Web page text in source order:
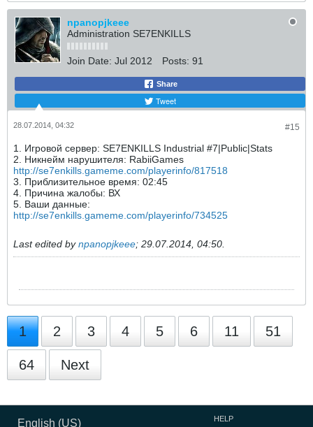
npanopjkeee
Administration SE7ENKILLS
Join Date: Jul 2012 Posts: 91
Share
Tweet
#15
28.07.2014, 04:32
1. Игровой сервер: SE7ENKILLS Industrial #7|Public|Stats
2. Никнейм нарушителя: RabiiGames
http://se7enkills.gameme.com/playerinfo/817518
3. Приблизительное время: 02:45
4. Причина жалобы: ВХ
5. Ваши данные:
http://se7enkills.gameme.com/playerinfo/734525
Last edited bynpanopjkeee; 29.07.2014, 04:50
1 2 3 4 5 6 11 51
64 Next
English (US) HELP